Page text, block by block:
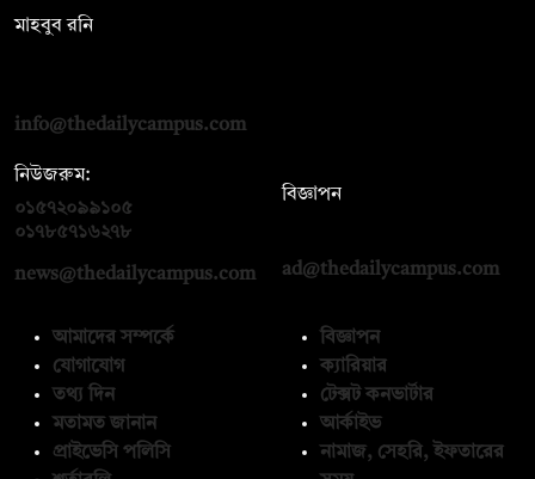
মাহবুব রনি
info@thedailycampus.com
নিউজরুম:
০১৫৭২০৯৯১০৫
০১৭৮৫৭১৬২৭৮
news@thedailycampus.com
বিজ্ঞাপন
ad@thedailycampus.com
আমাদের সম্পর্কে
যোগাযোগ
তথ্য দিন
মতামত জানান
প্রাইভেসি পলিসি
বিজ্ঞাপন
ক্যারিয়ার
টেক্সট কনভার্টার
আর্কাইভ
নামাজ, সেহরি, ইফতারের